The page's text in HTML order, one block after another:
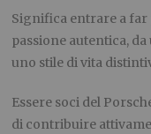
Significa entrare a far
passione autentica,
uno stile di vita
Essere soci del
di contribuire